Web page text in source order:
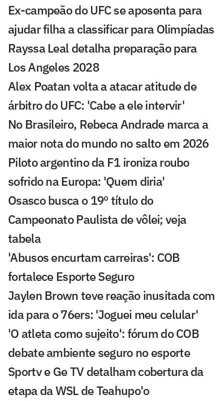
Ex-campeão do UFC se aposenta para
ajudar filha a classificar para Olimpíadas
Rayssa Leal detalha preparação para
Los Angeles 2028
Alex Poatan volta a atacar atitude de
árbitro do UFC: 'Cabe a ele intervir'
No Brasileiro, Rebeca Andrade marca a
maior nota do mundo no salto em 2026
Piloto argentino da F1 ironiza roubo
sofrido na Europa: 'Quem diria'
Osasco busca o 19º título do
Campeonato Paulista de vôlei; veja
tabela
'Abusos encurtam carreiras': COB
fortalece Esporte Seguro
Jaylen Brown teve reação inusitada com
ida para o 76ers: 'Joguei meu celular'
'O atleta como sujeito': fórum do COB
debate ambiente seguro no esporte
Sportv e Ge TV detalham cobertura da
etapa da WSL de Teahupo'o